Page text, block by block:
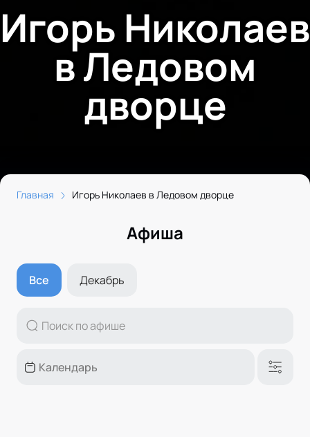
Игорь Николаев
в Ледовом
дворце
Главная Игорь Николаев в Ледовом дворце
Афиша
Все Декабрь